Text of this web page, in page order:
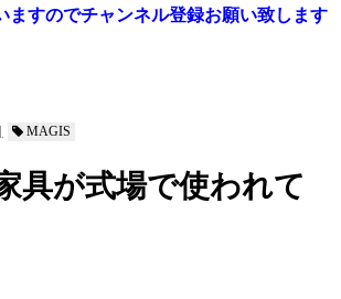
ますのでチャンネル登録お願い致します
MAGIS
具が式場で使われて